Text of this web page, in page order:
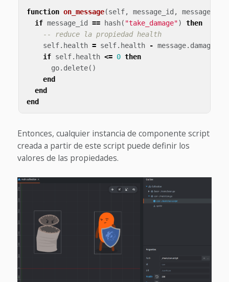
function on_message(self, message_id , message
if message_id == hash( "take_damage")
then
-- reduce la propiedad health
self. health = self. health - message. damage
if self. health <= 0 then
go. delete()
end
end
end
Entonces, cualquier instancia de componente script
creada a partir de este script puede definir los
valores de las propiedades.